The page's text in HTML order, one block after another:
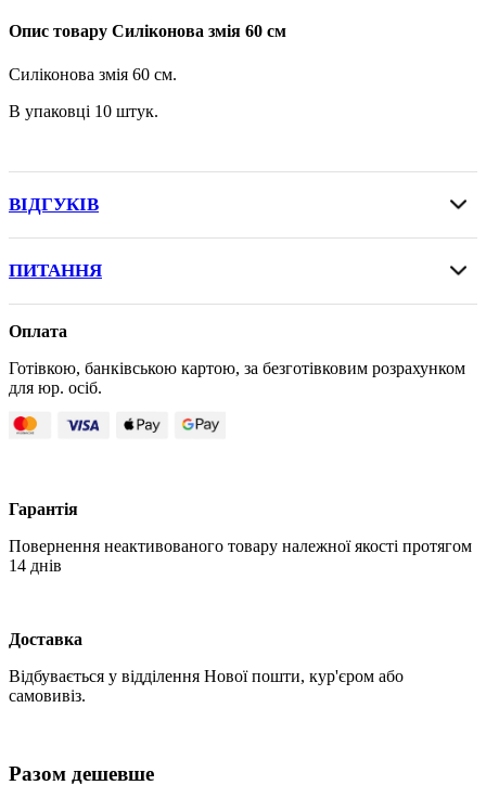
Опис товару Силіконова змія 60 см
Силіконова змія 60 см.
В упаковці 10 штук.
ВІДГУКІВ
ПИТАННЯ
Оплата
Готівкою, банківською картою, за безготівковим розрахунком
для юр. осіб.
Гарантія
Повернення неактивованого товару належної якості протягом
14 днів
Доставка
Відбувається у відділення Нової пошти, кур'єром або
самовивіз.
Разом дешевше